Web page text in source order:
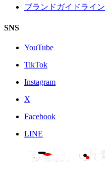
ブランドガイドライン
SNS
YouTube
TikTok
Instagram
X
Facebook
LINE